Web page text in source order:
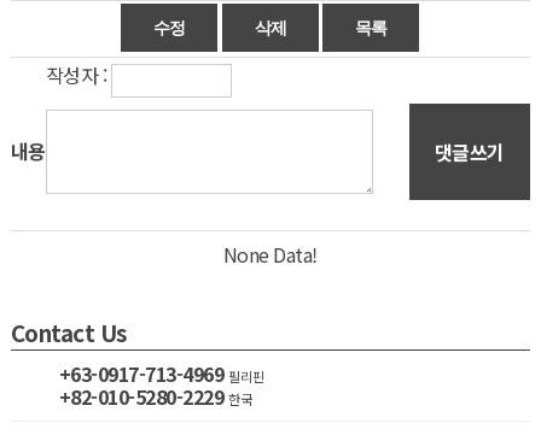
작성자 :
내용 댓글쓰기
None Data!
Contact Us
+63-0917-713-4969 필리핀
+82-010-5280-2229 한국